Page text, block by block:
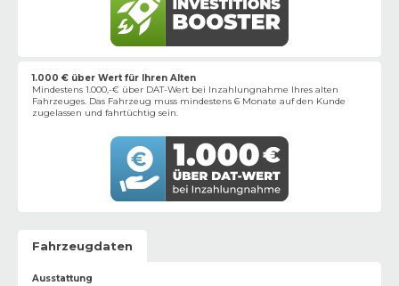
1.000 € über Wert für Ihren Alten
Mindestens 1.000,-€ über DAT-Wert bei Inzahlungnahme Ihres alten
Fahrzeuges. Das Fahrzeug muss mindestens 6 Monate auf den Kunde
zugelassen und fahrtüchtig sein.
Fahrzeugdaten
Ausstattung